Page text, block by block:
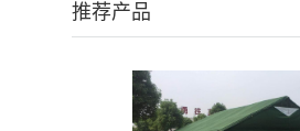
推荐产品